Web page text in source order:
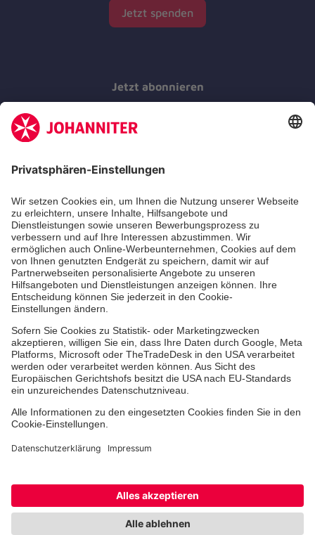
Jetzt spenden
Jetzt abonnieren
Abständen über unsere Arbeit.
Jetzt abonnieren
Zertifizierung der Johanniter-Unfall-Hilfe e.V.
Über uns
Vor Ort
Johanniter-Jugend
Cookie-Einstellungen Datenschutz Barrierefreiheit